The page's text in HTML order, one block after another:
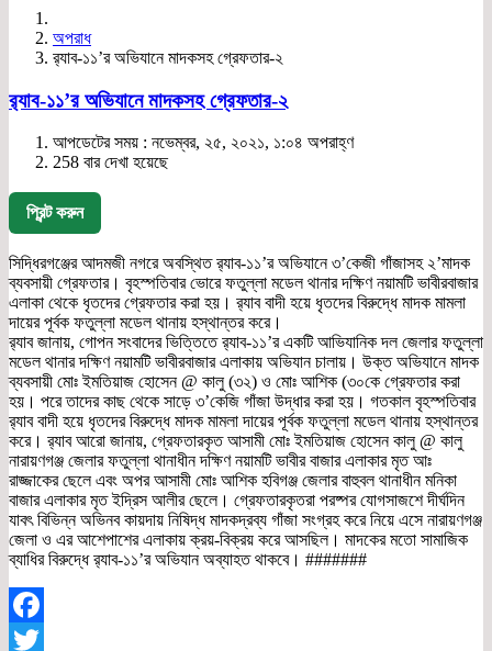
অপরাধ
র‌্যাব-১১’র অভিযানে মাদকসহ গ্রেফতার-২
র‌্যাব-১১’র অভিযানে মাদকসহ গ্রেফতার-২
আপডেটের সময় : নভেম্বর, ২৫, ২০২১, ১:০৪ অপরাহ্ণ
258 বার দেখা হয়েছে
প্রিন্ট করুন
সিদ্ধিরগঞ্জের আদমজী নগরে অবস্থিত র‌্যাব-১১’র অভিযানে ৩’কেজী গাঁজাসহ ২’মাদক
ব্যবসায়ী গ্রেফতার। বৃহস্পতিবার ভোরে ফতুল্লা মডেল থানার দক্ষিণ নয়ামটি ভাবীরবাজার
এলাকা থেকে ধৃতদের গ্রেফতার করা হয়। র‌্যাব বাদী হয়ে ধৃতদের বিরুদ্ধে মাদক মামলা
দায়ের পূর্বক ফতুল্লা মডেল থানায় হস্থান্তর করে।
র‌্যাব জানায়, গোপন সংবাদের ভিত্তিতে র‌্যাব-১১’র একটি আভিযানিক দল জেলার ফতুল্লা
মডেল থানার দক্ষিণ নয়ামটি ভাবীরবাজার এলাকায় অভিযান চালায়। উক্ত অভিযানে মাদক
ব্যবসায়ী মোঃ ইমতিয়াজ হোসেন @ কালু (৩২) ও মোঃ আশিক (৩০কে গ্রেফতার করা
হয়। পরে তাদের কাছ থেকে সাড়ে ৩’কেজি গাঁজা উদ্ধার করা হয়। গতকাল বৃহস্পতিবার
র‌্যাব বাদী হয়ে ধৃতদের বিরুদ্ধে মাদক মামলা দায়ের পূর্বক ফতুল্লা মডেল থানায় হস্থান্তর
করে। র‌্যাব আরো জানায়, গ্রেফতারকৃত আসামী মোঃ ইমতিয়াজ হোসেন কালু @ কালু
নারায়ণগঞ্জ জেলার ফতুল্লা থানাধীন দক্ষিণ নয়ামটি ভাবীর বাজার এলাকার মৃত আঃ
রাজ্জাকের ছেলে এবং অপর আসামী মোঃ আশিক হবিগঞ্জ জেলার বাহুবল থানাধীন মনিকা
বাজার এলাকার মৃত ইদ্রিস আলীর ছেলে। গ্রেফতারকৃতরা পরষ্পর যোগসাজশে দীর্ঘদিন
যাবৎ বিভিন্ন অভিনব কায়দায় নিষিদ্ধ মাদকদ্রব্য গাঁজা সংগ্রহ করে নিয়ে এসে নারায়ণগঞ্জ
জেলা ও এর আশেপাশের এলাকায় ক্রয়-বিক্রয় করে আসছিল। মাদকের মতো সামাজিক
ব্যাধির বিরুদ্ধে র‌্যাব-১১’র অভিযান অব্যাহত থাকবে। #######
Facebook